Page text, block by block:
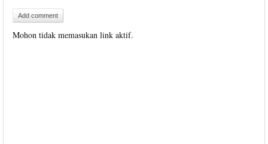
Add comment
Mohon tidak memasukan link aktif.